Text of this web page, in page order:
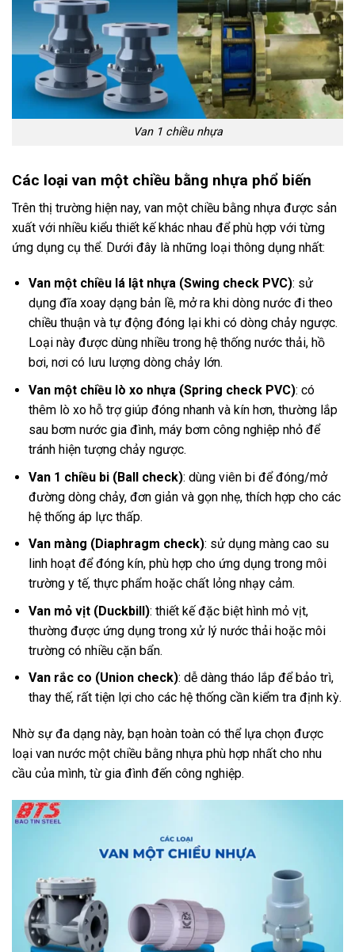
Van 1 chiều nhựa
Các loại van một chiều bằng nhựa phổ biến
Trên thị trường hiện nay, van một chiều bằng nhựa được sản
xuất với nhiều kiểu thiết kế khác nhau để phù hợp với từng
ứng dụng cụ thể. Dưới đây là những loại thông dụng nhất:
Van một chiều lá lật nhựa (Swing check PVC): sử
dụng đĩa xoay dạng bản lề, mở ra khi dòng nước đi theo
chiều thuận và tự động đóng lại khi có dòng chảy ngược.
Loại này được dùng nhiều trong hệ thống nước thải, hồ
bơi, nơi có lưu lượng dòng chảy lớn.
Van một chiều lò xo nhựa (Spring check PVC): có
thêm lò xo hỗ trợ giúp đóng nhanh và kín hơn, thường lắp
sau bơm nước gia đình, máy bơm công nghiệp nhỏ để
tránh hiện tượng chảy ngược.
Van 1 chiều bi (Ball check): dùng viên bi để đóng/mở
đường dòng chảy, đơn giản và gọn nhẹ, thích hợp cho các
hệ thống áp lực thấp.
Van màng (Diaphragm check): sử dụng màng cao su
linh hoạt để đóng kín, phù hợp cho ứng dụng trong môi
trường y tế, thực phẩm hoặc chất lỏng nhạy cảm.
Van mỏ vịt (Duckbill): thiết kế đặc biệt hình mỏ vịt,
thường được ứng dụng trong xử lý nước thải hoặc môi
trường có nhiều cặn bẩn.
Van rắc co (Union check): dễ dàng tháo lắp để bảo trì,
thay thế, rất tiện lợi cho các hệ thống cần kiểm tra định kỳ.
Nhờ sự đa dạng này, bạn hoàn toàn có thể lựa chọn được
loại van nước một chiều bằng nhựa phù hợp nhất cho nhu
cầu của mình, từ gia đình đến công nghiệp.